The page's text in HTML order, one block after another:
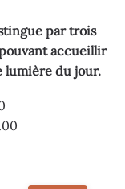
par trois
accueillir
lumière du jour.